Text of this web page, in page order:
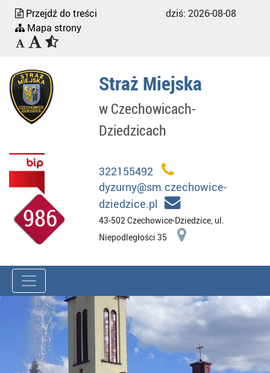
Przejdź do treści
Mapa strony
dziś: 2026-08-08
Straż Miejska
w Czechowicach-
Dziedzicach
986
322155492
dyzurny@sm.czechowice-
dziedzice.pl
43-502 Czechowice-Dziedzice, ul.
Niepodległości 35